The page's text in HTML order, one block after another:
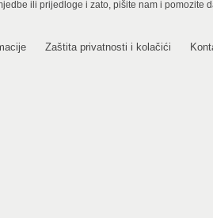
ili prijedloge i zato, pišite nam i pomozite
Zaštita privatnosti i kolačići